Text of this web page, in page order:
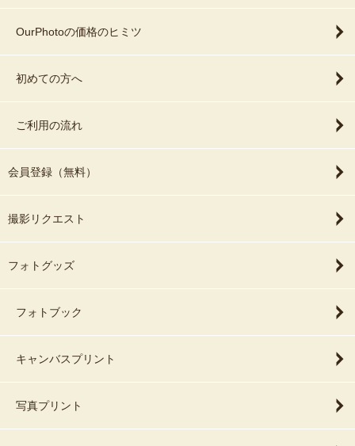
OurPhotoの価格のヒミツ
初めての方へ
ご利用の流れ
会員登録（無料）
撮影リクエスト
フォトグッズ
フォトブック
キャンバスプリント
写真プリント